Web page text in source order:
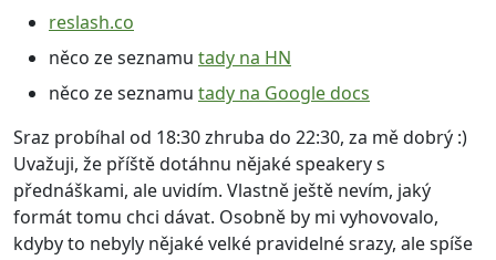
reslash.co
něco ze seznamu tady na HN
něco ze seznamu tady na Google docs
Sraz probíhal od 18:30 zhruba do 22:30, za mě dobrý :)
Uvažuji, že příště dotáhnu nějaké speakery s
přednáškami, ale uvidím. Vlastně ještě nevím, jaký
formát tomu chci dávat. Osobně by mi vyhovovalo,
kdyby to nebyly nějaké velké pravidelné srazy, ale spíše